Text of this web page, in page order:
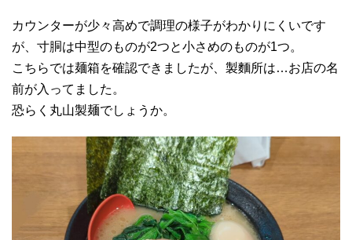
カウンターが少々高めで調理の様子がわかりにくいです
が、寸胴は中型のものが2つと小さめのものが1つ。
こちらでは麺箱を確認できましたが、製麵所は…お店の名
前が入ってました。
恐らく丸山製麺でしょうか。